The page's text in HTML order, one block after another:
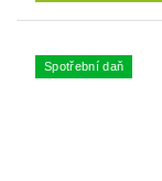
Spotřební daň